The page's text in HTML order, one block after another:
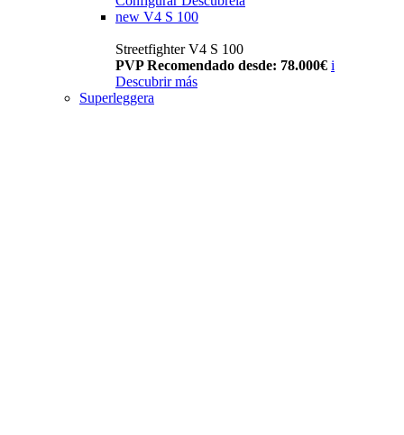
new V4 S 100
Streetfighter V4 S 100
PVP Recomendado desde: 78.000€ i
Descubrir más
Superleggera